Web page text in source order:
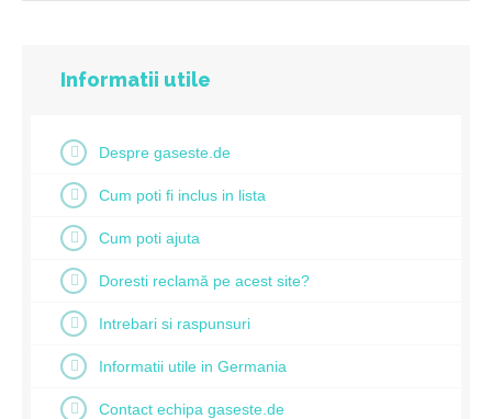
Informatii utile
Despre gaseste.de
Cum poti fi inclus in lista
Cum poti ajuta
Doresti reclamă pe acest site?
Intrebari si raspunsuri
Informatii utile in Germania
Contact echipa gaseste.de